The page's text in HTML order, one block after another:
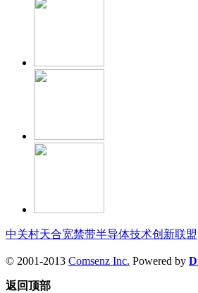
中关村天合宽禁带半导体技术创新联盟
© 2001-2013 Comsenz Inc. Powered by
返回顶部